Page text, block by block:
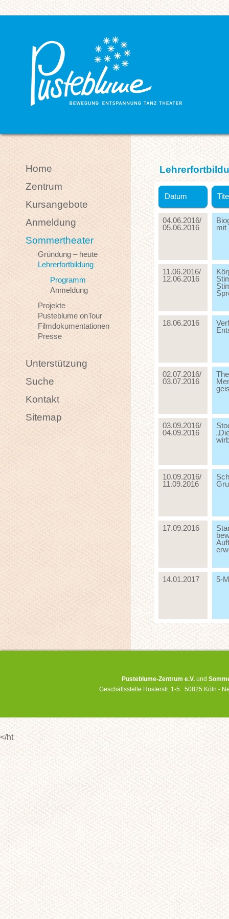
Home
Zentrum
Kursangebote
Anmeldung
Sommertheater
Gründung – heute
Lehrerfortbildung
Programm
Anmeldung
Projekte
Pusteblume onTour
Filmdokumentationen
Presse
Unterstützung
Suche
Kontakt
Sitemap
Datum
04.06.2016/
05.06.2016
mit
11.06.2016/
12.06.2016
18.06.2016
02.07.2016/
03.07.2016
03.09.2016/
04.09.2016
10.09.2016/
11.09.2016
17.09.2016
14.01.2017 5-
Pusteblume-Zentrum e.V. und
Geschäftsstelle Hosterstr. 1-5 50825 Köln -
</ht